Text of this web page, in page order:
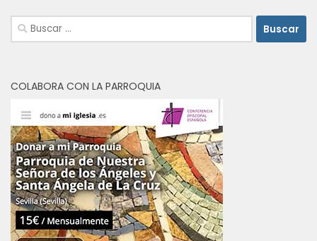
Buscar:
COLABORA CON LA PARROQUIA